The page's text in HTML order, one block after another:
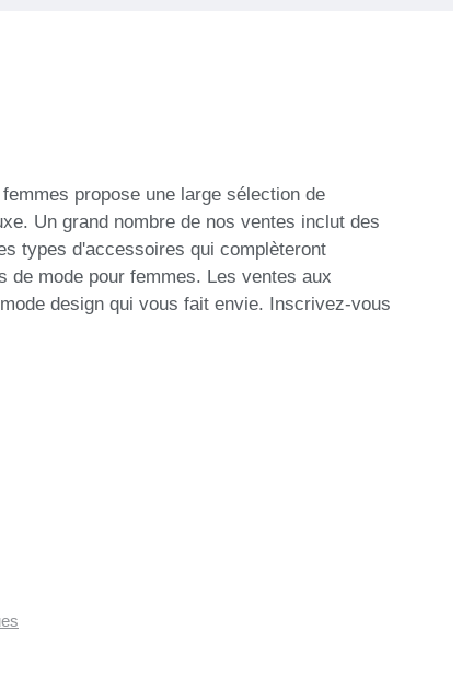
propose une large sélection de
Un grand nombre de nos ventes inclut des
types d'accessoires qui complèteront
mode pour femmes. Les ventes aux
design qui vous fait envie. Inscrivez-vous